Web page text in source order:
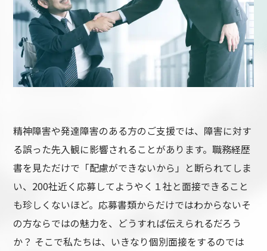
精神障害や発達障害のある方のご支援では、障害に対す
る誤った先入観に影響されることがあります。職務経歴
書を見ただけで「配慮ができないから」と断られてしま
い、200社近く応募してようやく１社と面接できること
も珍しくないほど。応募書類からだけではわからないそ
の方ならではの魅力を、どうすれば伝えられるだろう
か？ そこで私たちは、いきなり個別面接をするのでは